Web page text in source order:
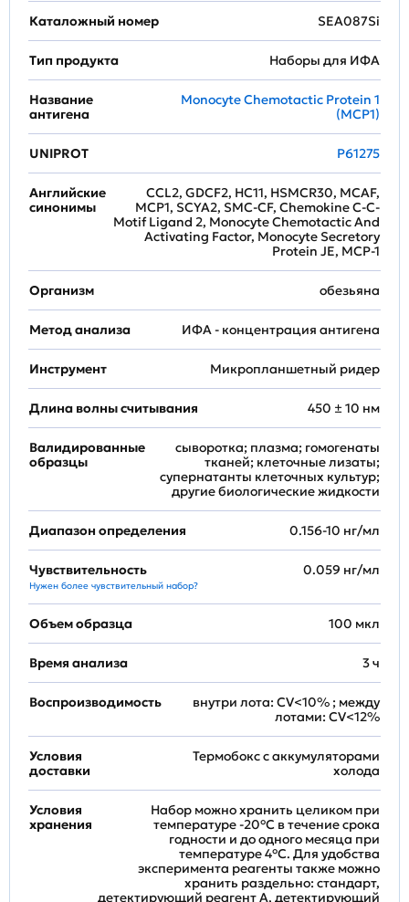
Каталожный номер SEA087Si
Тип продукта Наборы для ИФА
Название
антигена
Monocyte Chemotactic Protein 1
(MCP1)
UNIPROT P61275
Английские
синонимы
CCL2, GDCF2, HC11, HSMCR30, MCAF,
MCP1, SCYA2, SMC-CF, Chemokine C-C-
Motif Ligand 2, Monocyte Chemotactic And
Activating Factor, Monocyte Secretory
Protein JE, MCP-1
Организм обезьяна
Метод анализа ИФА - концентрация антигена
Инструмент Микропланшетный ридер
Длина волны считывания 450 ± 10 нм
Валидированные
образцы
сыворотка; плазма; гомогенаты
тканей; клеточные лизаты;
супернатанты клеточных культур;
другие биологические жидкости
Диапазон определения 0.156-10 нг/мл
Чувствительность
Нужен более чувствительный набор?
0.059 нг/мл
Объем образца 100 мкл
Время анализа 3 ч
Воспроизводимость
внутри лота: CV<10% ; между
лотами: CV<12%
Условия
доставки
Термобокс с аккумуляторами
холода
Условия
хранения
Набор можно хранить целиком при
температуре -20°C в течение срока
годности и до одного месяца при
температуре 4°C. Для удобства
эксперимента реагенты также можно
хранить раздельно: стандарт,
детектирующий реагент A, детектирующий